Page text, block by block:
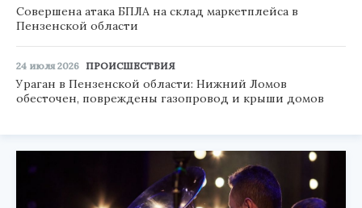
Совершена атака БПЛА на склад маркетплейса в
Пензенской области
24 июля 2026 ПРОИСШЕСТВИЯ
Ураган в Пензенской области: Нижний Ломов
обесточен, повреждены газопровод и крыши домов